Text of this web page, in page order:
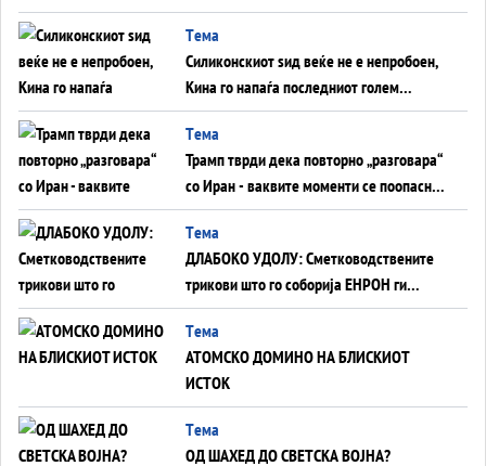
американска копнена инвазија
Tема
Силиконскиот ѕид веќе не е непробоен,
Кина го напаѓа последниот голем
монопол на Западот?
Tема
Трамп тврди дека повторно „разговара“
со Иран - ваквите моменти се поопасни
од отворените закани
Tема
ДЛАБОКО УДОЛУ: Сметководствените
трикови што го соборија ЕНРОН ги
применуваат гигантите за ВИ
Tема
АТОМСКО ДОМИНО НА БЛИСКИОТ
ИСТОК
Tема
ОД ШАХЕД ДО СВЕТСКА ВОЈНА?